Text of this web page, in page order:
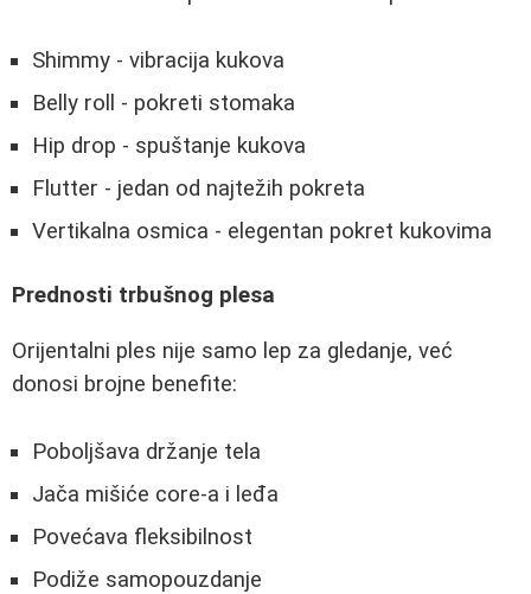
Shimmy - vibracija kukova
Belly roll - pokreti stomaka
Hip drop - spuštanje kukova
Flutter - jedan od najtežih pokreta
Vertikalna osmica - elegentan pokret kukovima
Prednosti trbušnog plesa
Orijentalni ples nije samo lep za gledanje, već
donosi brojne benefite:
Poboljšava držanje tela
Jača mišiće core-a i leđa
Povećava fleksibilnost
Podiže samopouzdanje